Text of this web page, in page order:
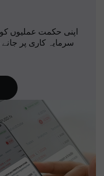
اپنی حکمت عملیوں کو
سرمایہ کاری پر